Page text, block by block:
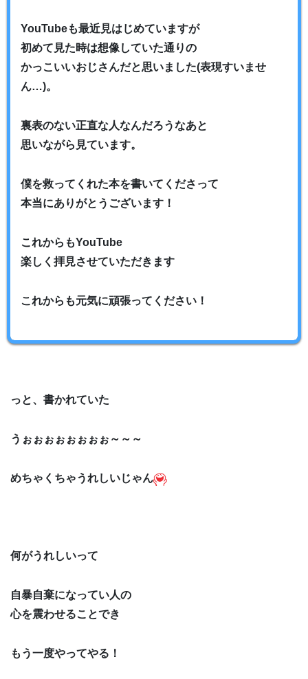
YouTubeも最近見はじめていますが
初めて見た時は想像していた通りの
かっこいいおじさんだと思いました(表現すいませ
ん…)。
裏表のない正直な人なんだろうなあと
思いながら見ています。
僕を救ってくれた本を書いてくださって
本当にありがとうございます！
これからもYouTube
楽しく拝見させていただきます
これからも元気に頑張ってください！
っと、書かれていた
うぉぉぉぉぉぉぉぉ～～～
めちゃくちゃうれしいじゃん
何がうれしいって
自暴自棄になってい人の
心を震わせることでき
もう一度やってやる！